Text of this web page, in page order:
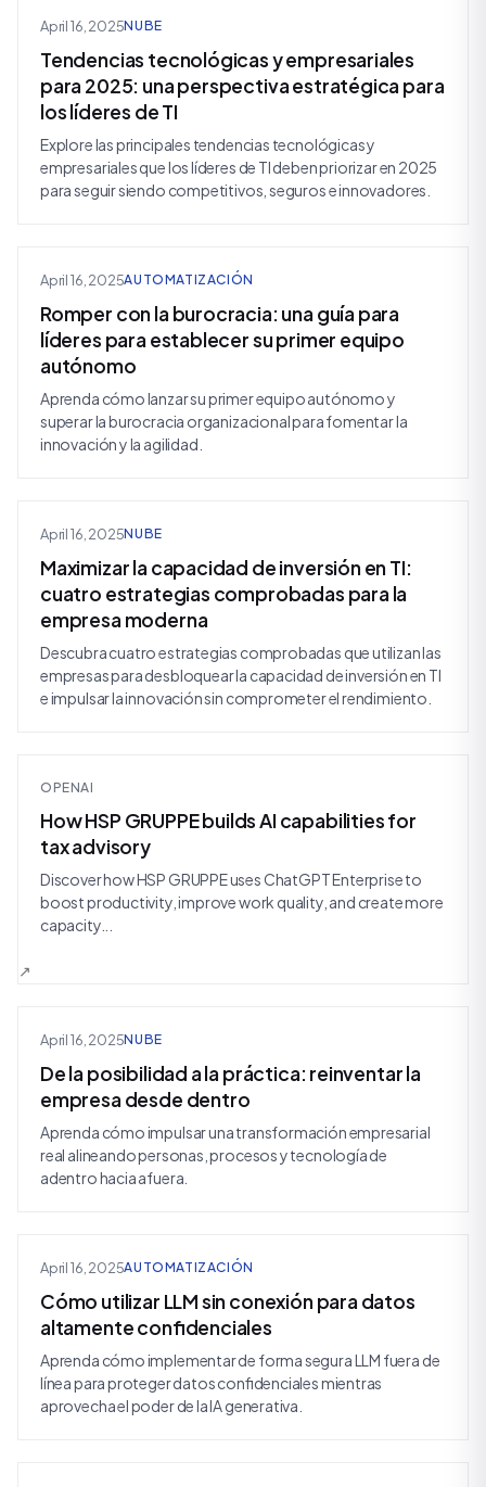
April 16, 2025NUBE
Tendencias tecnológicas y empresariales
para 2025: una perspectiva estratégica para
los líderes de TI
Explore las principales tendencias tecnológicas y
empresariales que los líderes de TI deben priorizar en 2025
para seguir siendo competitivos, seguros e innovadores.
April 16, 2025AUTOMATIZACIÓN
Romper con la burocracia: una guía para
líderes para establecer su primer equipo
autónomo
Aprenda cómo lanzar su primer equipo autónomo y
superar la burocracia organizacional para fomentar la
innovación y la agilidad.
April 16, 2025NUBE
Maximizar la capacidad de inversión en TI:
cuatro estrategias comprobadas para la
empresa moderna
Descubra cuatro estrategias comprobadas que utilizan las
empresas para desbloquear la capacidad de inversión en TI
e impulsar la innovación sin comprometer el rendimiento.
OPENAI
How HSP GRUPPE builds AI capabilities for
tax advisory
Discover how HSP GRUPPE uses ChatGPT Enterprise to
boost productivity, improve work quality, and create more
capacity...
April 16, 2025NUBE
De la posibilidad a la práctica: reinventar la
empresa desde dentro
Aprenda cómo impulsar una transformación empresarial
real alineando personas, procesos y tecnología de
adentro hacia afuera.
April 16, 2025AUTOMATIZACIÓN
Cómo utilizar LLM sin conexión para datos
altamente confidenciales
Aprenda cómo implementar de forma segura LLM fuera de
línea para proteger datos confidenciales mientras
aprovecha el poder de la IA generativa.